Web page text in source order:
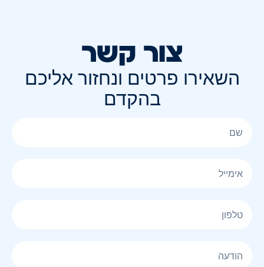
צור קשר
השאירו פרטים ונחזור אליכם
בהקדם